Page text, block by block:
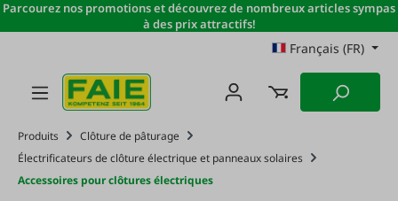
Passer au contenu principal
Parcourez nos promotions et découvrez de nombreux articles sympas
à des prix attractifs!
Français (FR)
Produits
Clôture de pâturage
Électrificateurs de clôture électrique et panneaux solaires
Accessoires pour clôtures électriques